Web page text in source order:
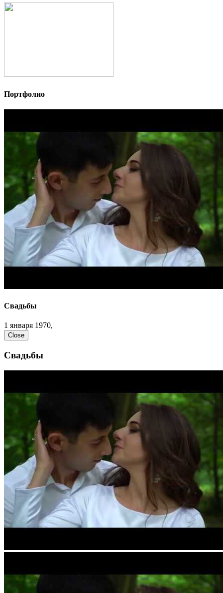
Портфолио
Свадьбы
1 января 1970,
Close
Свадьбы